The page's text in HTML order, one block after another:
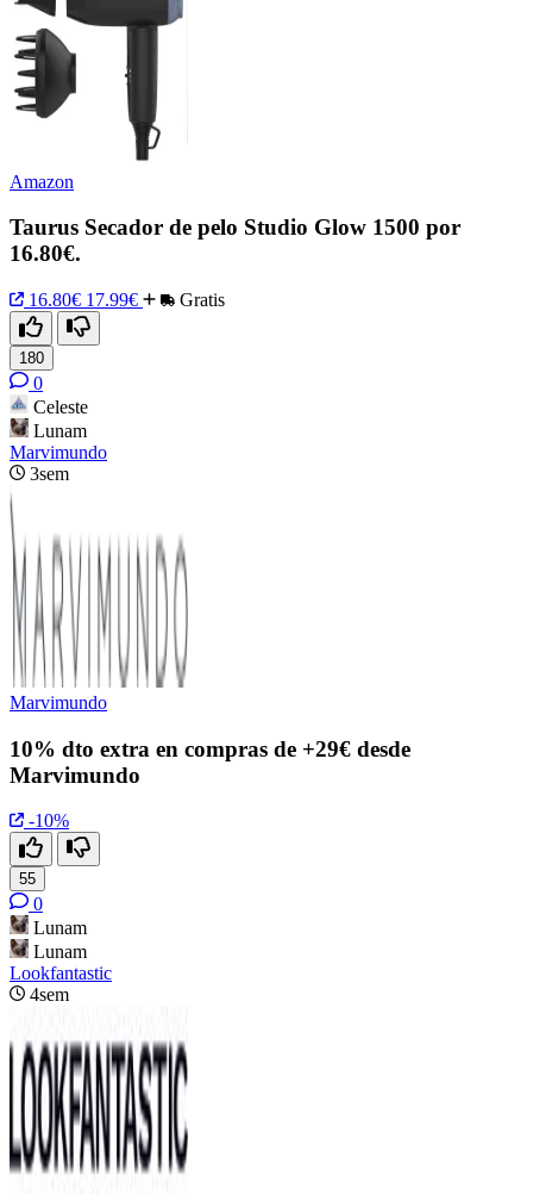
Amazon
Taurus Secador de pelo Studio Glow 1500 por
16.80€.
16.80€ 17.99€ Gratis
180
0
Celeste
Lunam
Marvimundo
3sem
Marvimundo
10% dto extra en compras de +29€ desde
Marvimundo
-10%
55
0
Lunam
Lunam
Lookfantastic
4sem